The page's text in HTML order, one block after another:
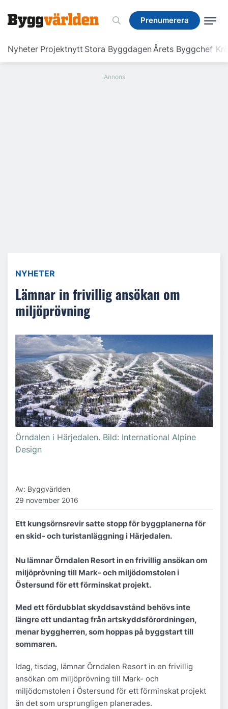
Prenumerera
Nyheter Projektnytt Stora ByggdagenÅrets Byggchef
Prenumerera
NYHETER
Lämnar in frivillig ansökan om
miljöprövning
Örndalen i Härjedalen. Bild: International Alpine
Design
Av: Byggvärlden
29 november 2016
Ett kungsörnsrevir satte stopp för byggplanerna för
en skid- och turistanläggning i Härjedalen.
Nu lämnar Örndalen Resort in en frivillig ansökan om
miljöprövning till Mark- och miljödomstolen i
Östersund för ett förminskat projekt.
Med ett fördubblat skyddsavstånd behövs inte
längre ett undantag från artskyddsförordningen,
menar byggherren, som hoppas på byggstart till
sommaren.
Idag, tisdag, lämnar Örndalen Resort in en frivillig
ansökan om miljöprövning till Mark- och
miljödomstolen i Östersund för ett förminskat projekt
än det som ursprungligen planerades.